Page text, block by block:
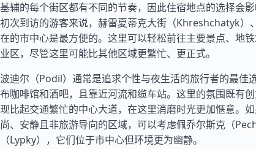
基辅的每个街区都有不同的节奏，因此住宿地点的选择会
初次到访的游客来说，赫雷夏蒂克大街（Khreshchatyk）
在的市中心是最方便的。这里可以轻松前往主要景点、地
业区，尽管这里可能比其他区域更繁忙、更正式。
波迪尔（Podil）通常是追求个性与夜生活的旅行者的最佳
布咖啡馆和酒吧，且靠近河流和缆车站。这里的氛围既有
现比起交通繁忙的中心大道，在这里消磨时光更加惬意。
尚、安静且非旅游导向的区域，可以考虑佩乔尔斯克（
（Lypky），它们位于市中心但环境更为幽静。